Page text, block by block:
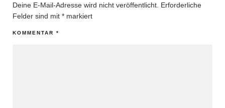
Deine E-Mail-Adresse wird nicht veröffentlicht. Erforderliche
Felder sind mit * markiert
KOMMENTAR *